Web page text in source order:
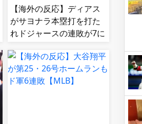
【海外の反応】ディアス
がサヨナラ本塁打を打た
れドジャースの連敗が7に